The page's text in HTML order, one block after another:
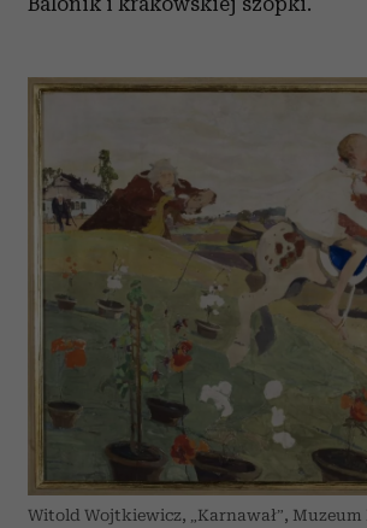
Witold Wojtkiewicz, „Karnawał”,